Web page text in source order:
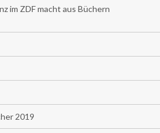
im ZDF macht aus Büchern
2019